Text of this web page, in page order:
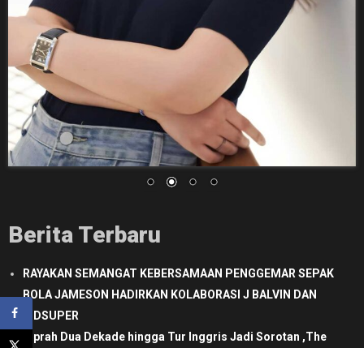
Berita Terbaru
RAYAKAN SEMANGAT KEBERSAMAAN PENGGEMAR SEPAK
BOLA JAMESON HADIRKAN KOLABORASI J BALVIN DAN
KIDSUPER
Kiprah Dua Dekade hingga Tur Inggris Jadi Sorotan ,The